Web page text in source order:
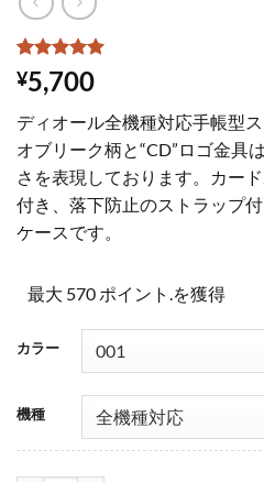
1
件の利用者
評価に基づ
価のうち、
5点
¥5,700
ディオール全機種対応手帳型
オブリーク柄と“CD”ロゴ金具
さを表現しております。カー
付き、落下防止のストラップ
ケースです。
最大 570 ポイント.を獲得
カラー
機種